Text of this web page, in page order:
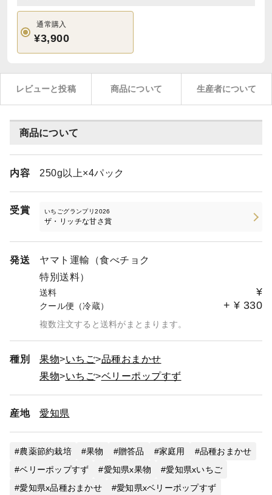
通常購入
¥3,900
レビューと投稿 商品について 生産者について
商品について
内容 250g以上×4パック
受賞 いちごグランプリ2026
ザ・リッチな甘さ賞
発送
ヤマト運輸（食べチョク
特別送料）
送料 ¥
クール便（冷蔵） + ¥ 330
複数注文すると送料がまとまります。
種別 果物 いちご 品種おまかせ
果物
いちご ベリーポップすず
産地 愛知県
農薬節約栽培 果物 贈答品 家庭用
品種おまかせ
ベリーポップすず
愛知県x果物
愛知県xいちご
愛知県x品種おまかせ
愛知県xベリーポップすず